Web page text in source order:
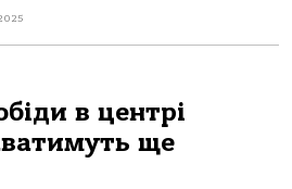
в центрі
ще